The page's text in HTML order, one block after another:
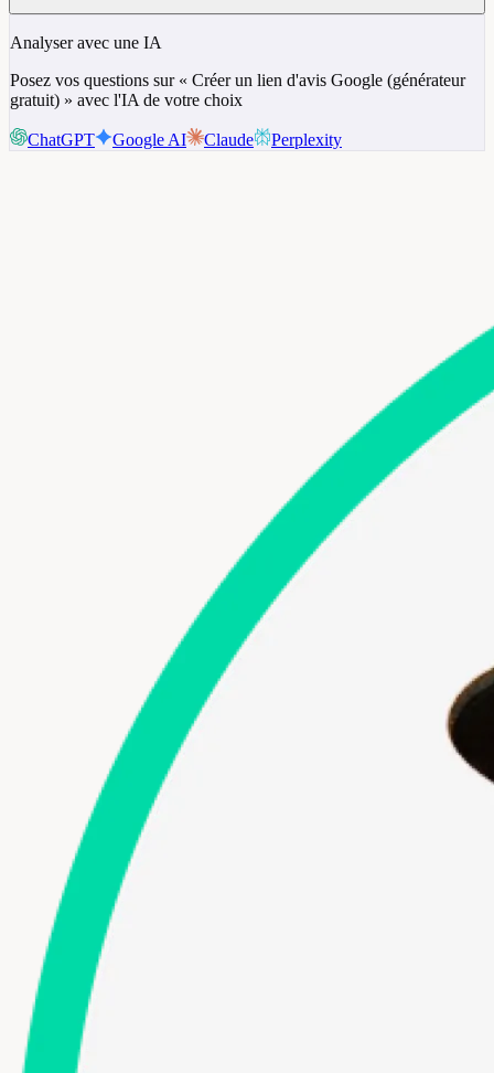
Analyser avec une IA
Posez vos questions sur « Créer un lien d'avis Google (générateur
gratuit) » avec l'IA de votre choix
ChatGPT Google AI Claude Perplexity